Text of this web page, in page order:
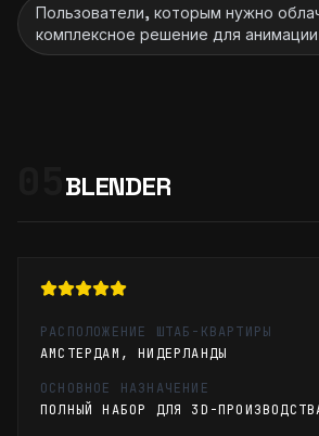
Пользователи, которым нужно
комплексное решение для анимации
BLENDER
РАСПОЛОЖЕНИЕ ШТАБ-КВАРТИРЫ
АМСТЕРДАМ, НИДЕРЛАНДЫ
ОСНОВНОЕ НАЗНАЧЕНИЕ
ПОЛНЫЙ НАБОР ДЛЯ 3D-